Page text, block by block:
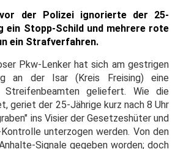
der Polizei ignorierte der 25-
ein Stopp-Schild und mehrere rote
ein Strafverfahren.
Pkw-Lenker hat sich am gestrigen
an der Isar (Kreis Freising) eine
Streifenbeamten geliefert. Wie die
geriet der 25-Jährige kurz nach 8 Uhr
ins Visier der Gesetzeshüter und
unterzogen werden. Von den
Signale gegeben worden; doch